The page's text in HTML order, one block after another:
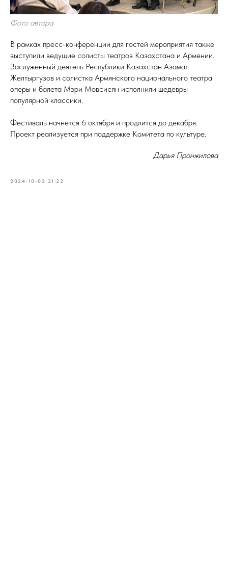
Фото автора
В рамках пресс-конференции для гостей мероприятия также
выступили ведущие солисты театров Казахстана и Армении.
Заслуженный деятель Республики Казахстан Азамат
Желтыргузов и солистка Армянского национального театра
оперы и балета Мэри Мовсисян исполнили шедевры
популярной классики.
Фестиваль начнется 6 октября и продлится до декабря.
Проект реализуется при поддержке Комитета по культуре.
Дарья Пронжилова
2024-10-02 21:22